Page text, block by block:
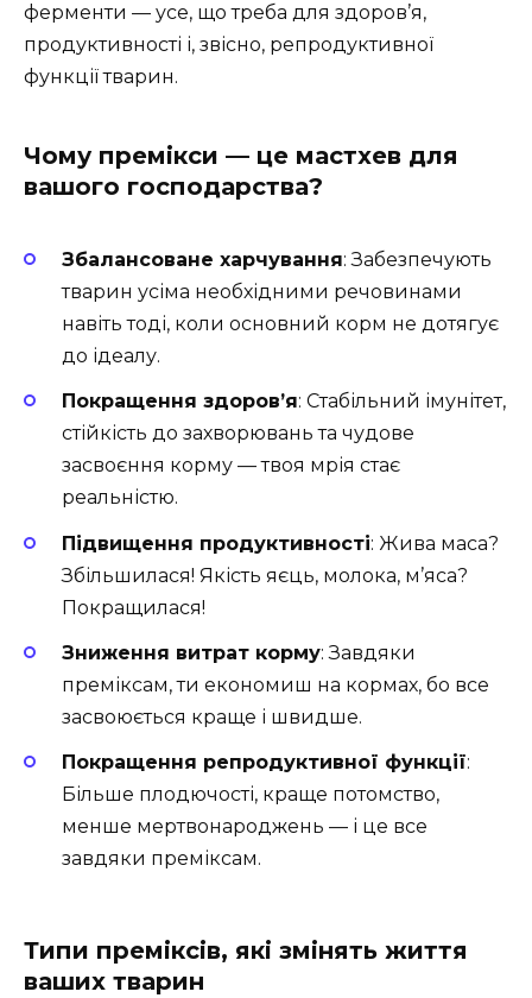
ферменти — усе, що треба для здоров’я,
продуктивності і, звісно, репродуктивної
функції тварин.
Чому премікси — це мастхев для
вашого господарства?
Збалансоване харчування: Забезпечують
тварин усіма необхідними речовинами
навіть тоді, коли основний корм не дотягує
до ідеалу.
Покращення здоров’я: Стабільний імунітет,
стійкість до захворювань та чудове
засвоєння корму — твоя мрія стає
реальністю.
Підвищення продуктивності: Жива маса?
Збільшилася! Якість яєць, молока, м’яса?
Покращилася!
Зниження витрат корму: Завдяки
преміксам, ти економиш на кормах, бо все
засвоюється краще і швидше.
Покращення репродуктивної функції:
Більше плодючості, краще потомство,
менше мертвонароджень — і це все
завдяки преміксам.
Типи преміксів, які змінять життя
ваших тварин